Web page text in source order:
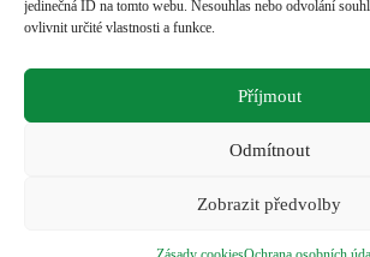
jedinečná ID na tomto webu. Nesouhlas nebo odvolání
ovlivnit určité vlastnosti a funkce.
Příjmout
Odmítnout
Zobrazit předvolby
Tuhá svařovaná konstrukce z ocelových profilů
třemi skříňkami.
Rozměry pracovní desky:
Rozměry skříňky 3ks: